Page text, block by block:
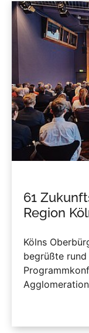
61
Region
Kölns
begrüßte rund